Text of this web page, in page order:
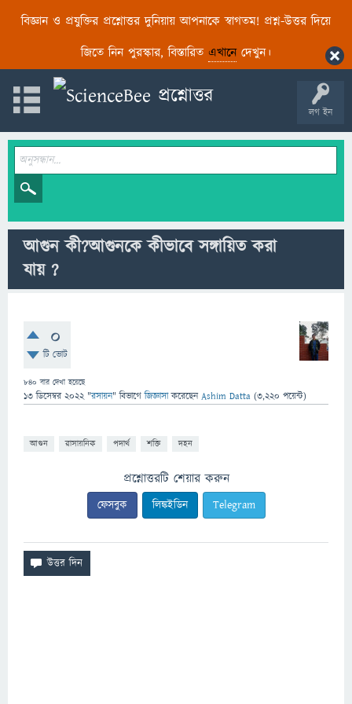
বিজ্ঞান ও প্রযুক্তির প্রশ্নোত্তর দুনিয়ায় আপনাকে স্বাগতম! প্রশ্ন-উত্তর দিয়ে
জিতে নিন পুরস্কার, বিস্তারিত এখানেদেখুন।
লগ ইন
আগুন কী?আগুনকে কীভাবে সঙ্গায়িত করা
যায় ?
0
টি ভোট
840 বার দেখা হয়েছে
13 ডিসেম্বর 2022 "রসায়ন" বিভাগে জিজ্ঞাসাকরেছেনAshim Datta (3,220 পয়েন্ট)
আগুন রাসায়নিক পদার্থ শক্তি দহন
প্রশ্নোত্তরটি শেয়ার করুন
ফেসবুক লিঙ্কইডিন Telegram